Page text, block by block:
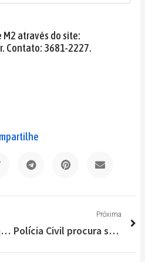
M2 através do site:
Contato: 3681-2227.
PM apreende dupla que realizou série de assaltos em Lagoa Santa
Próxima
Polícia Civil procura suspeita de homicídio em Lagoa Santa